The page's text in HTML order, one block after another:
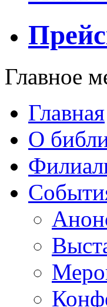
Главное
Главная
О